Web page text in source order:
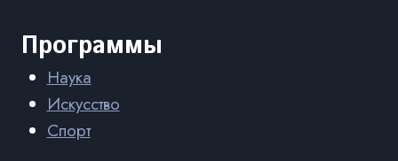
Программы
Наука
Искусство
Спорт